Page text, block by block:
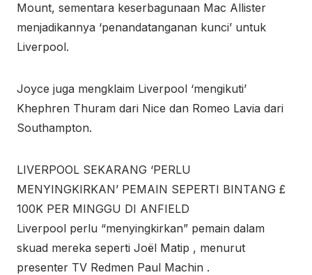
Mount, sementara keserbagunaan Mac Allister
menjadikannya ‘penandatanganan kunci’ untuk
Liverpool.
Joyce juga mengklaim Liverpool ‘mengikuti’
Khephren Thuram dari Nice dan Romeo Lavia dari
Southampton.
LIVERPOOL SEKARANG ‘PERLU
MENYINGKIRKAN’ PEMAIN SEPERTI BINTANG £
100K PER MINGGU DI ANFIELD
Liverpool perlu “menyingkirkan” pemain dalam
skuad mereka seperti Joël Matip , menurut
presenter TV Redmen Paul Machin .